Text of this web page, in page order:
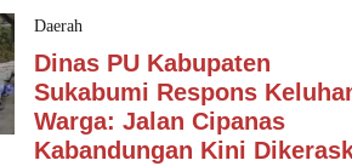
Daerah
Dinas PU Kabupaten
Sukabumi Respons
Warga: Jalan Cipanas
Kabandungan Kini